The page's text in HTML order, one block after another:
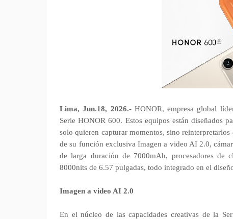
Lima, Jun.18, 2026.-HONOR, empresa global
Serie HONOR 600. Estos equipos están diseñados
solo quieren capturar momentos, sino
de su función exclusiva Imagen a video AI 2.0,
de larga duración de 7000mAh, procesadores de
8000nits de 6.57 pulgadas, todo integrado en el
Imagen a video AI 2.0
En el núcleo de las capacidades creativas de la